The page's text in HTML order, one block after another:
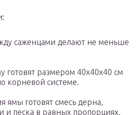
саженцами делают не меньше
готовят размером 40х40х40 см
корневой системе.
ямы готовят смесь дерна,
и песка в равных пропорциях.